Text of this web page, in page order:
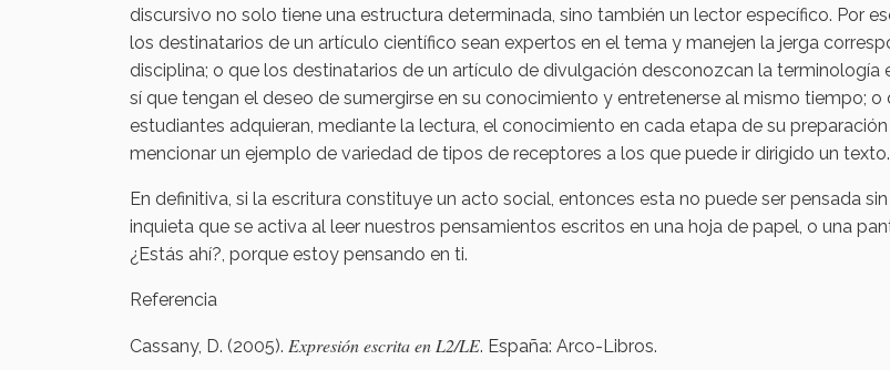
discursivo no solo tiene una estructura determinada, sino también un lector específico. Por
los destinatarios de un artículo científico sean expertos en el tema y manejen la jerga
disciplina; o que los destinatarios de un artículo de divulgación desconozcan la terminología
sí que tengan el deseo de sumergirse en su conocimiento y entretenerse al mismo tiempo; o
estudiantes adquieran, mediante la lectura, el conocimiento en cada etapa de su
mencionar un ejemplo de variedad de tipos de receptores a los que puede ir dirigido un texto.
En definitiva, si la escritura constituye un acto social, entonces esta no puede ser pensada
inquieta que se activa al leer nuestros pensamientos escritos en una hoja de papel, o una
¿Estás ahí?, porque estoy pensando en ti.
Referencia
Cassany, D. (2005). Expresión escrita en L2/LE. España: Arco-Libros.